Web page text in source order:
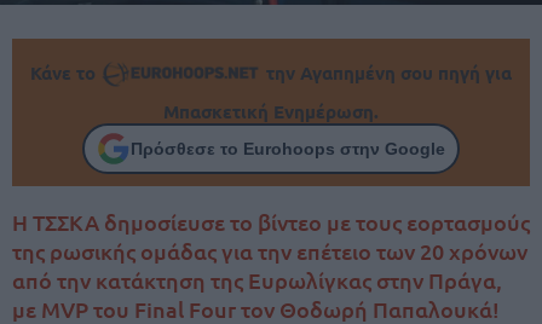
Κάνε το
την Αγαπημένη σου πηγή για
Μπασκετική Ενημέρωση.
Πρόσθεσε το Eurohoops στην Google
Η ΤΣΣΚΑ δημοσίευσε το βίντεο με τους εορτασμούς
της ρωσικής ομάδας για την επέτειο των 20 χρόνων
από την κατάκτηση της Ευρωλίγκας στην Πράγα,
με MVP του Final Four τον Θοδωρή Παπαλουκά!